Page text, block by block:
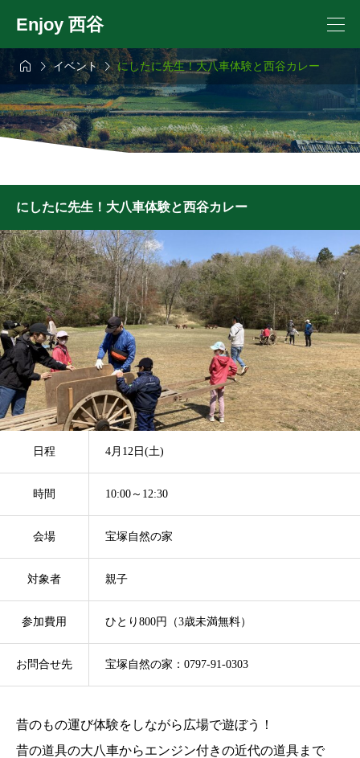
Enjoy 西谷
 イベントにしたに先生！大八車体験と西谷カレー
にしたに先生！大八車体験と西谷カレー
日程 4月12日(土)
時間 10:00～12:30
会場 宝塚自然の家
対象者 親子
参加費用 ひとり800円（3歳未満無料）
お問合せ先 宝塚自然の家：0797-91-0303
昔のもの運び体験をしながら広場で遊ぼう！
昔の道具の大八車からエンジン付きの近代の道具まで